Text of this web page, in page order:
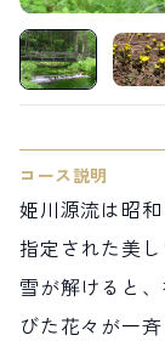
白馬村までのアク
会社概要
コース説明
姫川源流は昭
指定された美し
雪が解けると
びた花々が一